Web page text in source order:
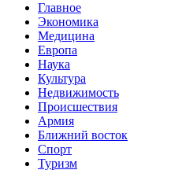
Главное
Экономика
Медицина
Европа
Наука
Культура
Недвижимость
Происшествия
Армия
Ближний восток
Спорт
Туризм